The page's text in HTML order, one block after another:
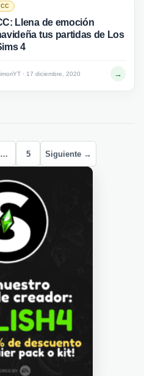
CC
Llena de emoción
tus partidas de Los
4
· 17 diciembre, 2020 →
… 5 Siguiente →